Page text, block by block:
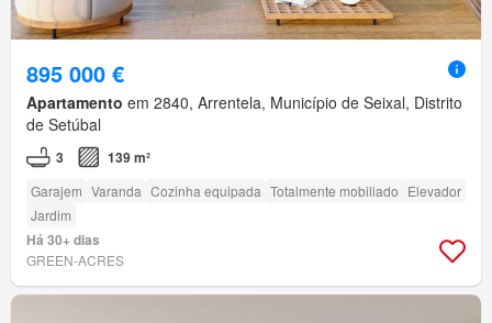
895 000 €
Apartamento em 2840, Arrentela, Município de Seixal, Distrito
de Setúbal
3 139 m²
Garajem Varanda Cozinha equipada Totalmente mobiliado Elevador
Jardim
Há 30+ dias
GREEN-ACRES